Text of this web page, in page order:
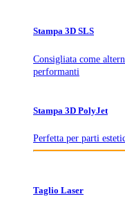
Stampa 3D SLS
Consigliata come
performanti
Stampa 3D PolyJet
Perfetta per parti
Taglio Laser